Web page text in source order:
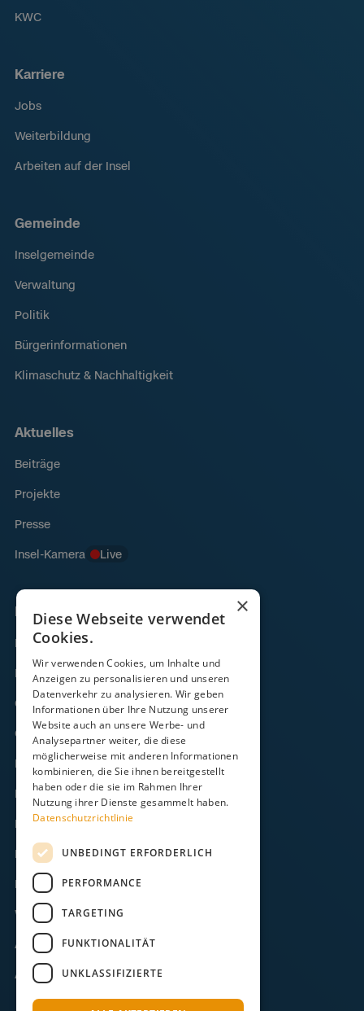
KWC
Karriere
Jobs
Weiterbildung
Arbeiten auf der Insel
Gemeinde
Inselgemeinde
Verwaltung
Politik
Bürgerinformationen
Klimaschutz & Nachhaltigkeit
Aktuelles
Beiträge
Projekte
Presse
Insel-Kamera Live
Links
Fähre
Frachtverkehr
Gezeitenkalender
Onlineshop
Kontakt
FAQ
Downloads
Impressum
Datenschutz
Widerruf
AGB
ABB
×
Diese Webseite verwendet
Cookies.
Wir verwenden Cookies, um Inhalte und
Anzeigen zu personalisieren und unseren
Datenverkehr zu analysieren. Wir geben
Informationen über Ihre Nutzung unserer
Website auch an unsere Werbe- und
Analysepartner weiter, die diese
möglicherweise mit anderen Informationen
kombinieren, die Sie ihnen bereitgestellt
haben oder die sie im Rahmen Ihrer
Nutzung ihrer Dienste gesammelt haben.
Datenschutzrichtlinie
UNBEDINGT ERFORDERLICH
PERFORMANCE
TARGETING
FUNKTIONALITÄT
UNKLASSIFIZIERTE